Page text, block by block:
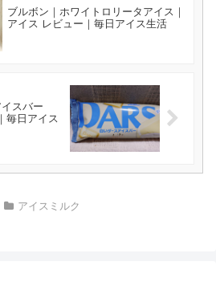
ブルボン｜ホワイトロリータアイス｜
アイス レビュー｜毎日アイス生活
スバー
毎日アイス
アイスミルク